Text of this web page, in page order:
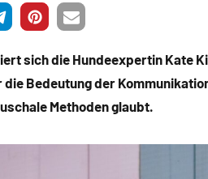
sich die Hundeexpertin Kate
Bedeutung der
Methoden glaubt.